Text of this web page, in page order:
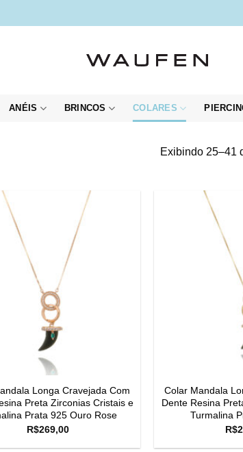
ANÉIS BRINCOS COLARES
Exibindo 25–41
Longa Cravejada Com
Preta Zirconias Cristais e
Prata 925 Ouro Rose
R$269,00
Colar Mandala
Dente Resina
Turmalina
R$